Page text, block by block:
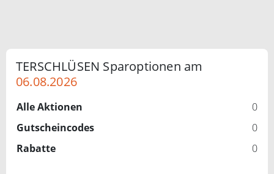
TERSCHLÜSEN Sparoptionen am
06.08.2026
Alle Aktionen
0
Gutscheincodes
0
Rabatte
0